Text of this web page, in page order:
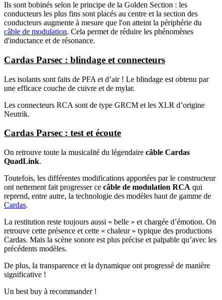
Ils sont bobinés selon le principe de la Golden Section : les
conducteurs les plus fins sont placés au centre et la section des
conducteurs augmente à mesure que l'on atteint la périphérie du
câble de modulation. Cela permet de réduire les phénomènes
d'inductance et de résonance.
Cardas Parsec : blindage et connecteurs
Les isolants sont faits de PFA et d’air ! Le blindage est obtenu par
une efficace couche de cuivre et de mylar.
Les connecteurs RCA sont de type GRCM et les XLR d’origine
Neutrik.
Cardas Parsec : test et écoute
On retrouve toute la musicalité du légendaire câble Cardas
QuadLink.
Toutefois, les différentes modifications apportées par le constructeur
ont nettement fait progresser ce câble de modulation RCA qui
reprend, entre autre, la technologie des modèles haut de gamme de
Cardas.
La restitution reste toujours aussi « belle » et chargée d’émotion. On
retrouve cette présence et cette « chaleur » typique des productions
Cardas. Mais la scène sonore est plus précise et palpable qu’avec les
précédents modèles.
De plus, la transparence et la dynamique ont progressé de manière
significative !
Un best buy à recommander !